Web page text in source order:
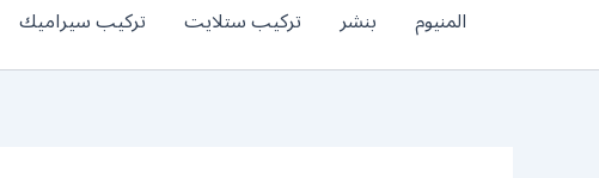
المنيوم بنشر تركيب ستلايت تركيب سيراميك